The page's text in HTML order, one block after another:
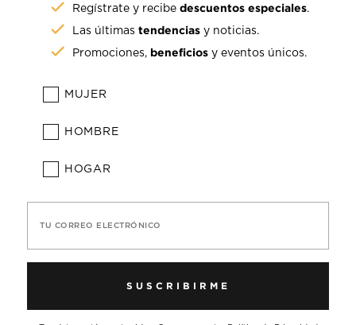
Regístrate y recibedescuentos especiales.
Las últimastendencias y noticias.
Promociones, beneficios y eventos únicos.
MUJER
HOMBRE
HOGAR
TU CORREO ELECTRÓNICO
SUSCRIBIRME